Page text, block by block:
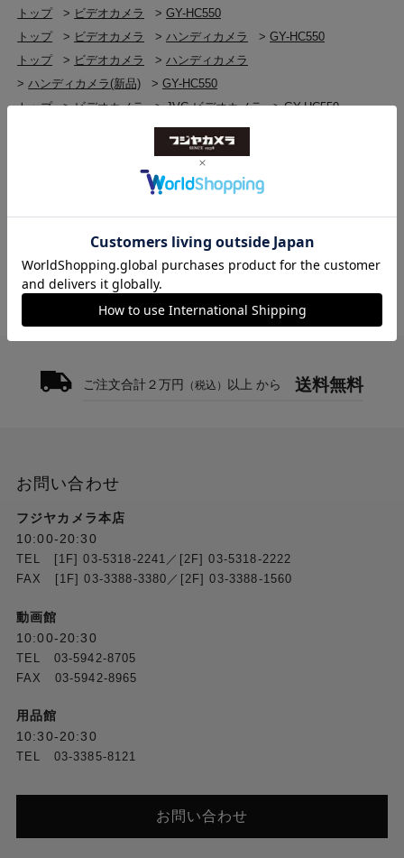
フルHD画質(1920×1080p)でのハイフレームレ
ート撮影に対応
最大120フレーム/秒の映像を、通常の撮影と同じ画角で
スローモーションとして撮影できます。動きの速いスポ
ーツでのフォーム確認や印象的な映像表現の一つとして
撮像素子
1型（有効画素エリア） CMOS単板 有効画素数 約
935万画素
光学式手ブレ補正
NDフィルター
OFF、1/4、1/16、1/64
感度
電子シャッター
1/6 ～ 1/10000、EEI
ハイスピード
のみ
LCDモニター
x 450 16：9
ビューファインダー
トップ > ビデオカメラ >GY-HC550
トップ
> ビデオカメラ >ハンディカメラ > GY-HC550
トップ
> ビデオカメラ >ハンディカメラ
>ハンディカメラ(新品) >GY-HC550
トップ
>ビデオカメラ >JVC ビデオカメラ >GY-HC550
>JVC ビデオカメラ
JVC ビデオカメラ(新品) >GY-HC550
ビデオカメラ >ビデオカメラ(新品)
ご注文合計２万円 （税込） 以上 から 送料無料
お問い合わせ
フジヤカメラ本店
10:00-20:30
TEL [1F] 03-5318-2241／[2F] 03-5318-2222
FAX [1F] 03-3388-3380／[2F] 03-3388-1560
動画館
10:00-20:30
TEL 03-5942-8705
FAX 03-5942-8965
用品館
10:30-20:30
TEL 03-3385-8121
お問い合わせ